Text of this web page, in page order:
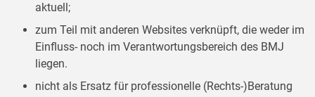
aktuell;
zum Teil mit anderen Websites verknüpft, die weder im
Einfluss- noch im Verantwortungsbereich des BMJ
liegen.
nicht als Ersatz für professionelle (Rechts-)Beratung